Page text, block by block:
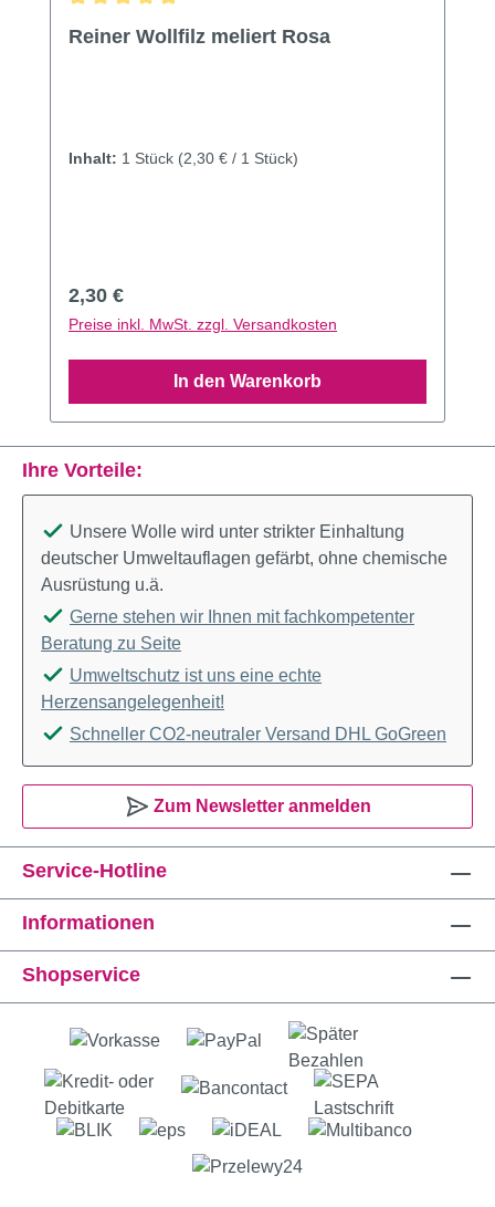
Reiner Wollfilz meliert Rosa
Inhalt: 1 Stück (2,30 € / 1 Stück)
Regulärer Preis:
2,30 €
Preise inkl. MwSt. zzgl. Versandkosten
In den Warenkorb
Service-Hotline
Informationen
Shopservice
Ihre Vorteile:
Unsere Wolle wird unter strikter Einhaltung
deutscher Umweltauflagen gefärbt, ohne chemische
Ausrüstung u.ä.
Gerne stehen wir Ihnen mit fachkompetenter
Beratung zu Seite
Umweltschutz ist uns eine echte
Herzensangelegenheit!
Schneller CO2-neutraler Versand DHL GoGreen
Zum Newsletter anmelden